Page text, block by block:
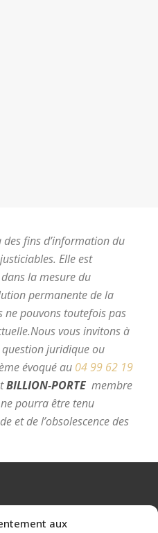
aux
des fins d’information du
Elle est
la mesure du
permanente de la
ne pouvons toutefois pas
Nous vous invitons à
juridique ou
évoqué au 04 99 62 19
BILLION-PORTE membre
pourra être tenu
et de l’obsolescence des